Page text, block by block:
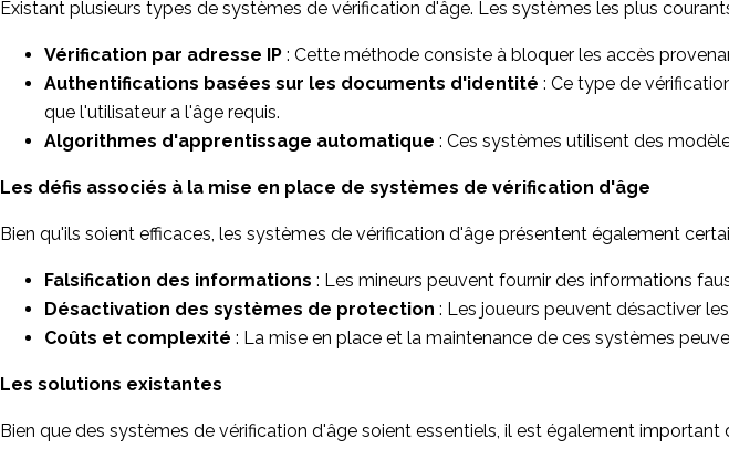
Existant plusieurs types de systèmes de vérification d'âge. Les systèmes les plus
Vérification par adresse IP : Cette méthode consiste à bloquer les accès
Authentifications basées sur les documents d'identité : Ce type de
que l'utilisateur a l'âge requis.
Algorithmes d'apprentissage automatique : Ces systèmes utilisent des
Les défis associés à la mise en place de systèmes de vérification d'âge
Bien qu'ils soient efficaces, les systèmes de vérification d'âge présentent également
Falsification des informations : Les mineurs peuvent fournir des informations
Désactivation des systèmes de protection : Les joueurs peuvent désactiver
Coûts et complexité : La mise en place et la maintenance de ces systèmes
Les solutions existantes
Bien que des systèmes de vérification d'âge soient essentiels, il est également